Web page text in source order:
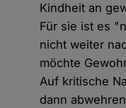
Kindheit an
Für sie ist es
nicht weiter
möchte
Auf kritische
dann